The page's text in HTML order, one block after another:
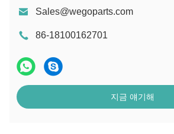
Sales@wegoparts.com
86-18100162701
지금 얘기해